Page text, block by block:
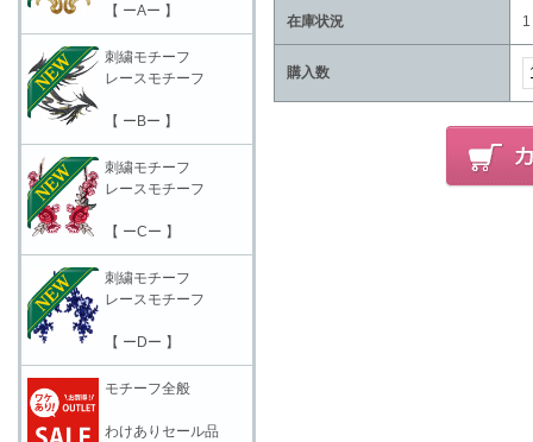
在庫状況 1
購入数
【 ーAー 】
刺繍モチーフ
レースモチーフ
【 ーBー 】
刺繍モチーフ
レースモチーフ
【 ーCー 】
刺繍モチーフ
レースモチーフ
【 ーDー 】
モチーフ全般
わけありセール品